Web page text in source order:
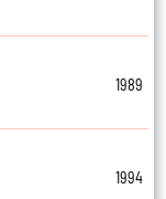
1989
1994